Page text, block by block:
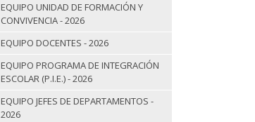
EQUIPO UNIDAD DE FORMACIÓN Y
CONVIVENCIA - 2026
EQUIPO DOCENTES - 2026
EQUIPO PROGRAMA DE INTEGRACIÓN
ESCOLAR (P.I.E.) - 2026
EQUIPO JEFES DE DEPARTAMENTOS -
2026